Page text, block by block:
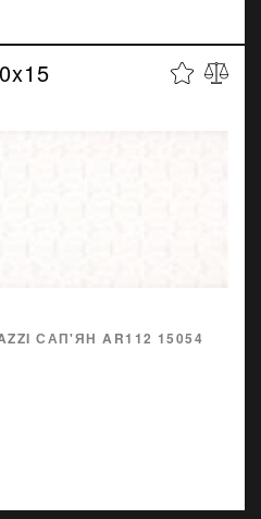
САП'ЯН AR112 15054